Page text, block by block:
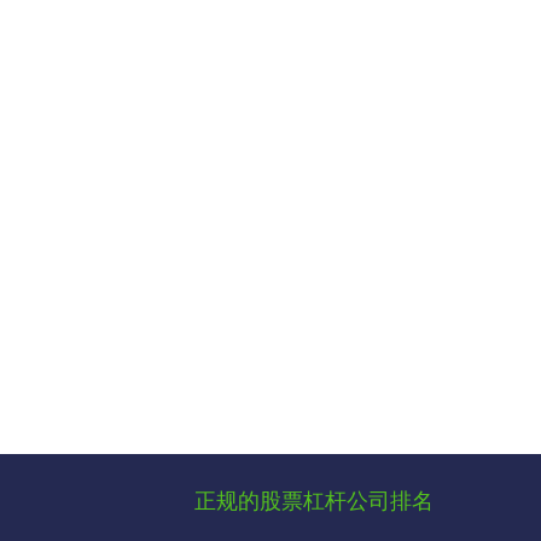
正规的股票杠杆公司排名